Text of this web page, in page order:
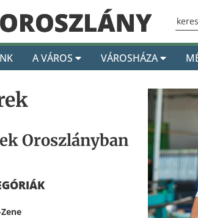
A VÁROS VÁROSHÁZA
Oroszlányban